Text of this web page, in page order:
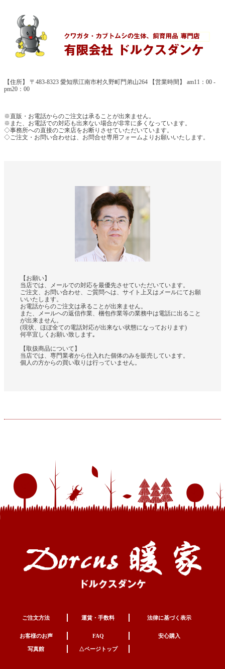
【住所】 〒483-8323 愛知県江南市村久野町門弟山264 【営業時間】 am11：00 -
pm20：00
※直販・お電話からのご注文は承ることが出来ません。
※また、お電話での対応も出来ない場合が非常に多くなっています。
◇事務所への直接のご来店をお断りさせていただいています。
◇ご注文・お問い合わせは、お問合せ専用フォームよりお願いいたします。
【お願い】
当店では、メールでの対応を最優先させていただいています。
ご注文、お問い合わせ、ご質問へは、サイト上又はメールにてお願
いいたします。
お電話からのご注文は承ることが出来ません。
また、メールへの返信作業、梱包作業等の業務中は電話に出ること
が出来ません。
(現状、ほぼ全ての電話対応が出来ない状態になっております)
何卒宜しくお願い致します｡
【取扱商品について】
当店では、専門業者から仕入れた個体のみを販売しています。
個人の方からの買い取りは行っていません。
ご注文方法 運賃・手数料 法律に基づく表示
お客様のお声 FAQ 安心購入
写真館 △ページトップ